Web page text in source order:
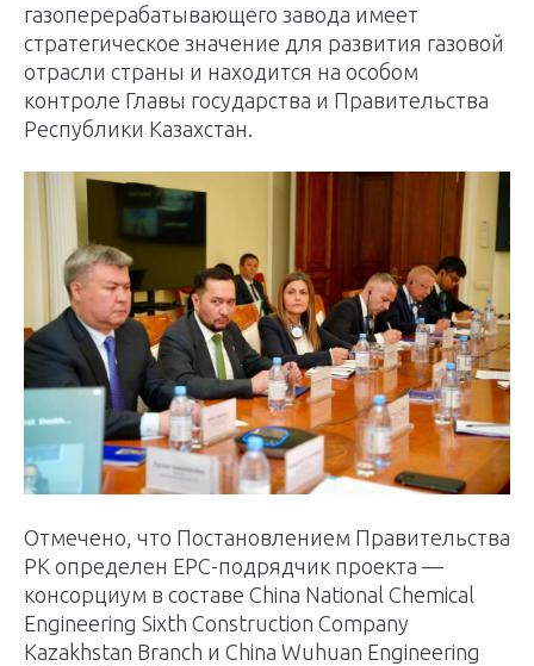
газоперерабатывающего завода имеет
стратегическое значение для развития газовой
отрасли страны и находится на особом
контроле Главы государства и Правительства
Республики Казахстан.
Отмечено, что Постановлением Правительства
РК определен ЕРС-подрядчик проекта —
консорциум в составе China National Chemical
Engineering Sixth Construction Company
Kazakhstan Branch и China Wuhuan Engineering